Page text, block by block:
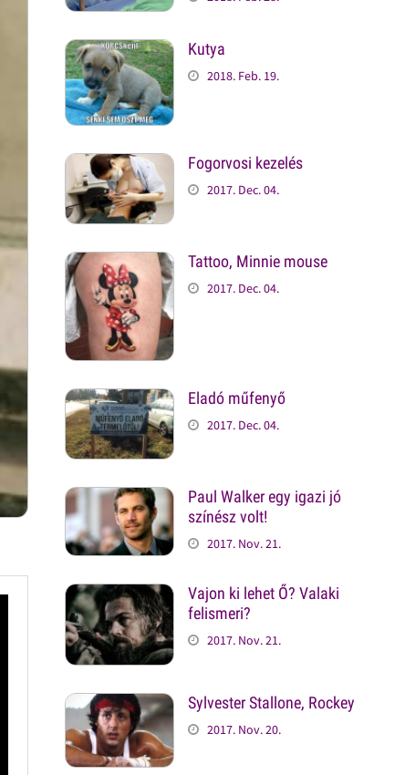
Kutya
2018. Feb. 19.
Fogorvosi kezelés
2017. Dec. 04.
Tattoo, Minnie mouse
2017. Dec. 04.
Eladó műfenyő
2017. Dec. 04.
Paul Walker egy igazi jó
színész volt!
2017. Nov. 21.
Vajon ki lehet Ő? Valaki
felismeri?
2017. Nov. 21.
Sylvester Stallone, Rockey
2017. Nov. 20.